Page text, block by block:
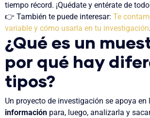
tiempo récord. ¡Quédate y entérate de
👉 También te puede interesar: Te
variable y cómo usarla en tu investigación.
¿Qué es un
por qué hay
tipos?
Un proyecto de investigación se apoya en
información para, luego, analizarla y